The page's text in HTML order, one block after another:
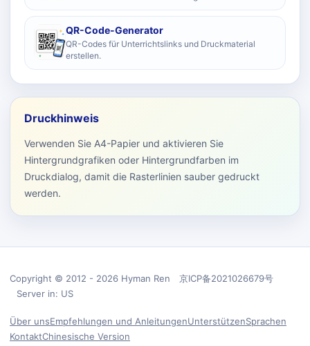
QR-Code-Generator
QR-Codes für Unterrichtslinks und Druckmaterial
erstellen.
Druckhinweis
Verwenden Sie A4-Papier und aktivieren Sie
Hintergrundgrafiken oder Hintergrundfarben im
Druckdialog, damit die Rasterlinien sauber gedruckt
werden.
Copyright © 2012 - 2026 Hyman Ren 京ICP备2021026679号
Server in: US
Über unsEmpfehlungen und AnleitungenUnterstützenSprachen
KontaktChinesische Version